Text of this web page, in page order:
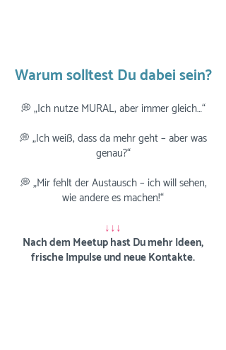
Warum solltest Du dabei sein?
💭 „Ich nutze MURAL, aber immer gleich…“
💭 „Ich weiß, dass da mehr geht – aber was
genau?“
💭 „Mir fehlt der Austausch – ich will sehen,
wie andere es machen!“
↓↓↓
Nach dem Meetup hast Du mehr Ideen,
frische Impulse und neue Kontakte.